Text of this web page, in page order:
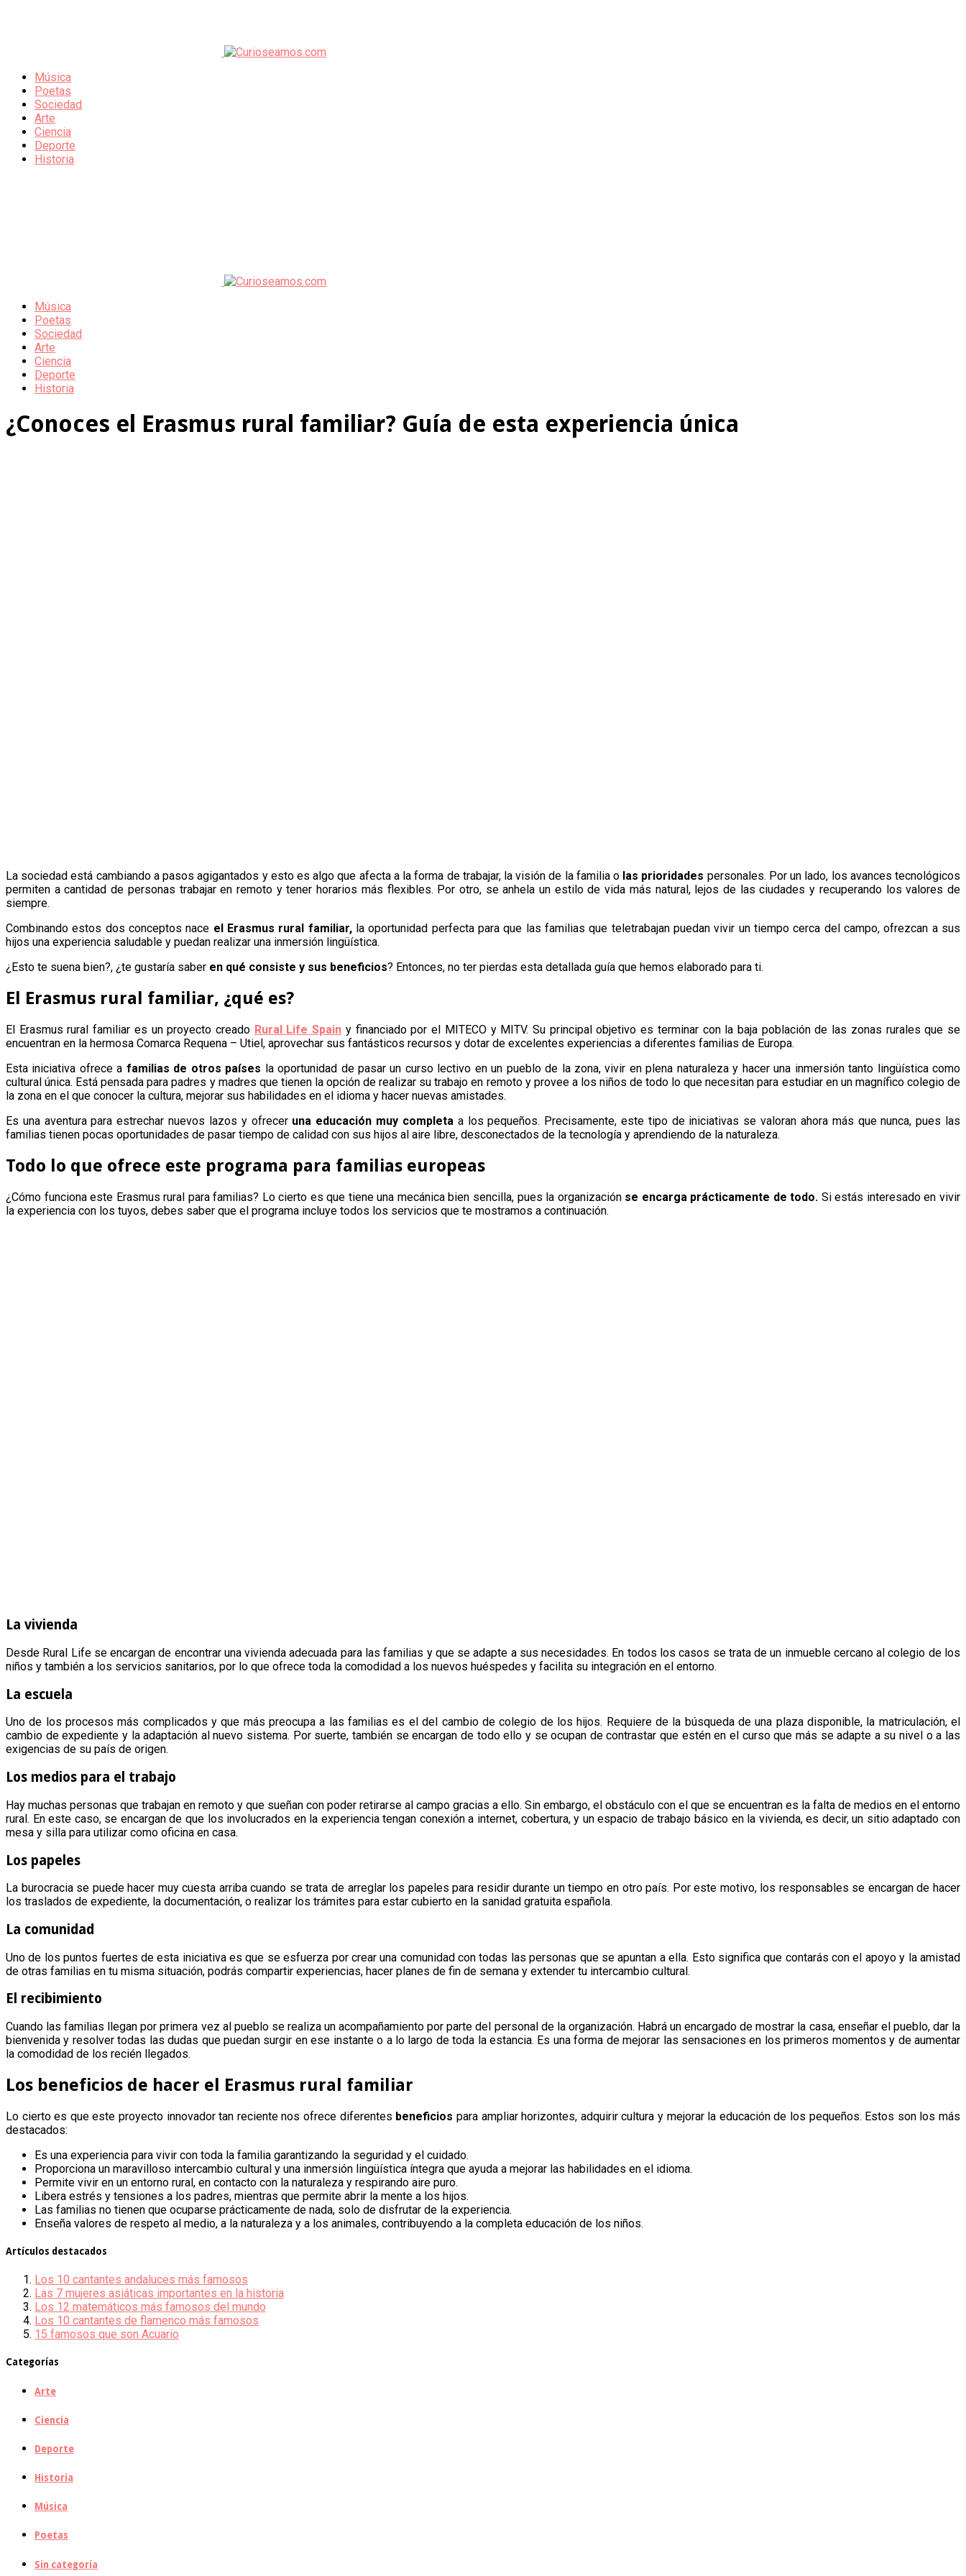
Música
Poetas
Sociedad
Arte
Ciencia
Deporte
Historia
Música
Poetas
Sociedad
Arte
Ciencia
Deporte
Historia
¿Conoces el Erasmus rural familiar? Guía de esta experiencia única
La sociedad está cambiando a pasos agigantados y esto es algo que afecta a la forma de trabajar, la visión de la familia o las prioridades personales. Por un lado, los avances tecnológicos
permiten a cantidad de personas trabajar en remoto y tener horarios más flexibles. Por otro, se anhela un estilo de vida más natural, lejos de las ciudades y recuperando los valores de
siempre.
Combinando estos dos conceptos nace el Erasmus rural familiar, la oportunidad perfecta para que las familias que teletrabajan puedan vivir un tiempo cerca del campo, ofrezcan a sus
hijos una experiencia saludable y puedan realizar una inmersión lingüística.
¿Esto te suena bien?, ¿te gustaría saber en qué consiste y sus beneficios? Entonces, no ter pierdas esta detallada guía que hemos elaborado para ti.
El Erasmus rural familiar, ¿qué es?
El Erasmus rural familiar es un proyecto creado Rural Life Spain y financiado por el MITECO y MITV. Su principal objetivo es terminar con la baja población de las zonas rurales que se
encuentran en la hermosa Comarca Requena – Utiel, aprovechar sus fantásticos recursos y dotar de excelentes experiencias a diferentes familias de Europa.
Esta iniciativa ofrece a familias de otros países la oportunidad de pasar un curso lectivo en un pueblo de la zona, vivir en plena naturaleza y hacer una inmersión tanto lingüística como
cultural única. Está pensada para padres y madres que tienen la opción de realizar su trabajo en remoto y provee a los niños de todo lo que necesitan para estudiar en un magnífico colegio de
la zona en el que conocer la cultura, mejorar sus habilidades en el idioma y hacer nuevas amistades.
Es una aventura para estrechar nuevos lazos y ofrecer una educación muy completa a los pequeños. Precisamente, este tipo de iniciativas se valoran ahora más que nunca, pues las
familias tienen pocas oportunidades de pasar tiempo de calidad con sus hijos al aire libre, desconectados de la tecnología y aprendiendo de la naturaleza.
Todo lo que ofrece este programa para familias europeas
¿Cómo funciona este Erasmus rural para familias? Lo cierto es que tiene una mecánica bien sencilla, pues la organización se encarga prácticamente de todo. Si estás interesado en vivir
la experiencia con los tuyos, debes saber que el programa incluye todos los servicios que te mostramos a continuación.
La vivienda
Desde Rural Life se encargan de encontrar una vivienda adecuada para las familias y que se adapte a sus necesidades. En todos los casos se trata de un inmueble cercano al colegio de los
niños y también a los servicios sanitarios, por lo que ofrece toda la comodidad a los nuevos huéspedes y facilita su integración en el entorno.
La escuela
Uno de los procesos más complicados y que más preocupa a las familias es el del cambio de colegio de los hijos. Requiere de la búsqueda de una plaza disponible, la matriculación, el
cambio de expediente y la adaptación al nuevo sistema. Por suerte, también se encargan de todo ello y se ocupan de contrastar que estén en el curso que más se adapte a su nivel o a las
exigencias de su país de origen.
Los medios para el trabajo
Hay muchas personas que trabajan en remoto y que sueñan con poder retirarse al campo gracias a ello. Sin embargo, el obstáculo con el que se encuentran es la falta de medios en el entorno
rural. En este caso, se encargan de que los involucrados en la experiencia tengan conexión a internet, cobertura, y un espacio de trabajo básico en la vivienda, es decir, un sitio adaptado con
mesa y silla para utilizar como oficina en casa.
Los papeles
La burocracia se puede hacer muy cuesta arriba cuando se trata de arreglar los papeles para residir durante un tiempo en otro país. Por este motivo, los responsables se encargan de hacer
los traslados de expediente, la documentación, o realizar los trámites para estar cubierto en la sanidad gratuita española.
La comunidad
Uno de los puntos fuertes de esta iniciativa es que se esfuerza por crear una comunidad con todas las personas que se apuntan a ella. Esto significa que contarás con el apoyo y la amistad
de otras familias en tu misma situación, podrás compartir experiencias, hacer planes de fin de semana y extender tu intercambio cultural.
El recibimiento
Cuando las familias llegan por primera vez al pueblo se realiza un acompañamiento por parte del personal de la organización. Habrá un encargado de mostrar la casa, enseñar el pueblo, dar la
bienvenida y resolver todas las dudas que puedan surgir en ese instante o a lo largo de toda la estancia. Es una forma de mejorar las sensaciones en los primeros momentos y de aumentar
la comodidad de los recién llegados.
Los beneficios de hacer el Erasmus rural familiar
Lo cierto es que este proyecto innovador tan reciente nos ofrece diferentes beneficios para ampliar horizontes, adquirir cultura y mejorar la educación de los pequeños. Estos son los más
destacados:
Es una experiencia para vivir con toda la familia garantizando la seguridad y el cuidado.
Proporciona un maravilloso intercambio cultural y una inmersión lingüística íntegra que ayuda a mejorar las habilidades en el idioma.
Permite vivir en un entorno rural, en contacto con la naturaleza y respirando aire puro.
Libera estrés y tensiones a los padres, mientras que permite abrir la mente a los hijos.
Las familias no tienen que ocuparse prácticamente de nada, solo de disfrutar de la experiencia.
Enseña valores de respeto al medio, a la naturaleza y a los animales, contribuyendo a la completa educación de los niños.
Artículos destacados
Los 10 cantantes andaluces más famosos
Las 7 mujeres asiáticas importantes en la historia
Los 12 matemáticos más famosos del mundo
Los 10 cantantes de flamenco más famosos
15 famosos que son Acuario
Categorías
Arte
Ciencia
Deporte
Historia
Música
Poetas
Sin categoría